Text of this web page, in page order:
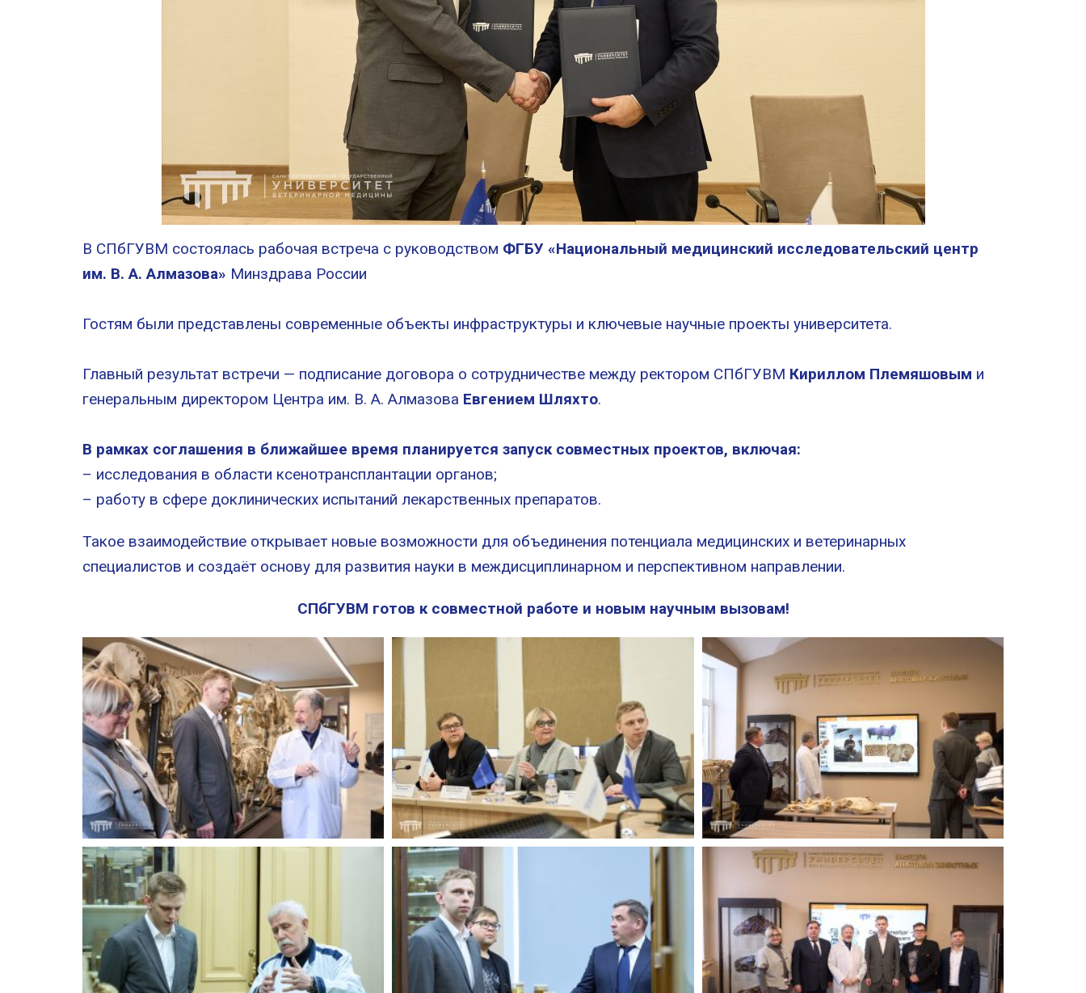
В СПбГУВМ состоялась рабочая встреча с руководством ФГБУ «Национальный медицинский исследовательский центр
им. В. А. Алмазова» Минздрава России
Гостям были представлены современные объекты инфраструктуры и ключевые научные проекты университета.
Главный результат встречи — подписание договора о сотрудничестве между ректором СПбГУВМ Кириллом Племяшовым и
генеральным директором Центра им. В. А. Алмазова Евгением Шляхто.
В рамках соглашения в ближайшее время планируется запуск совместных проектов, включая:
– исследования в области ксенотрансплантации органов;
– работу в сфере доклинических испытаний лекарственных препаратов.
Такое взаимодействие открывает новые возможности для объединения потенциала медицинских и ветеринарных
специалистов и создаёт основу для развития науки в междисциплинарном и перспективном направлении.
СПбГУВМ готов к совместной работе и новым научным вызовам!